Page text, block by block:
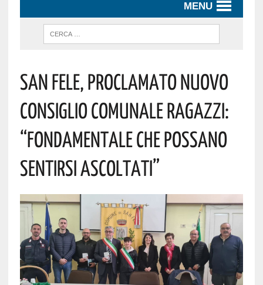
MENU
San Fele, Proclamato Nuovo
Consiglio Comunale Ragazzi:
“Fondamentale Che Possano
Sentirsi Ascoltati”